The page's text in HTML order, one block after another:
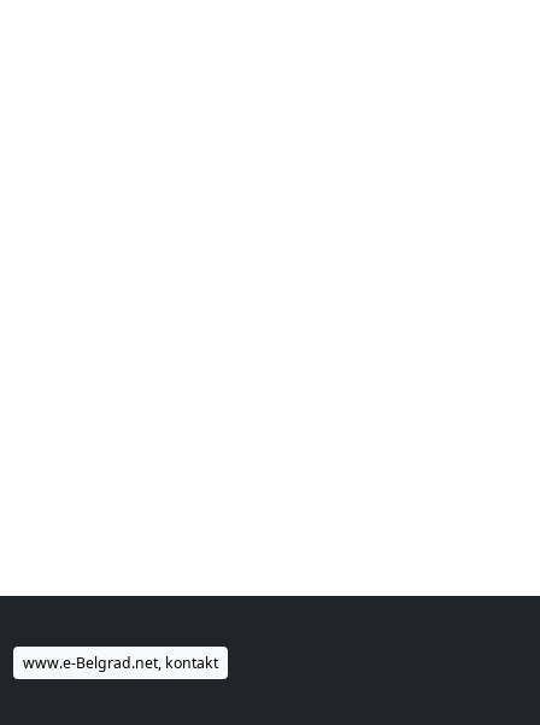
www.e-Belgrad.net, kontakt